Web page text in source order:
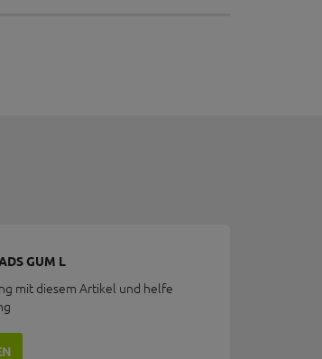
GUM L
mit diesem Artikel und helfe